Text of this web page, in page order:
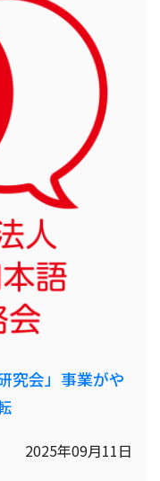
究会」事業がや
2025年09月11日